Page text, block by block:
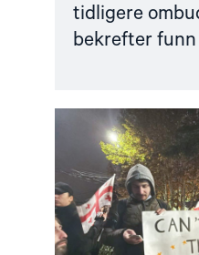
tidligere
bekrefter funn